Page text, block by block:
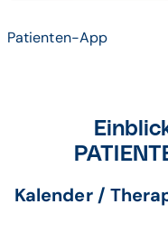
Patienten-App
Kalender /